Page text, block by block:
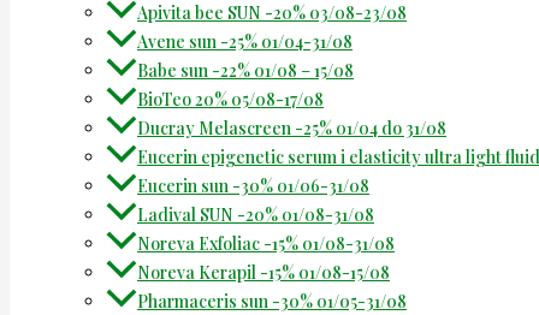
Apivita bee SUN -20% 03/08-23/08
Avene sun -25% 01/04-31/08
Babe sun -22% 01/08 – 15/08
BioTeo 20% 05/08-17/08
Ducray Melascreen -25% 01/04 do 31/08
Eucerin epigenetic serum i elasticity ultra light
Eucerin sun -30% 01/06-31/08
Ladival SUN -20% 01/08-31/08
Noreva Exfoliac -15% 01/08-31/08
Noreva Kerapil -15% 01/08-15/08
Pharmaceris sun -30% 01/05-31/08